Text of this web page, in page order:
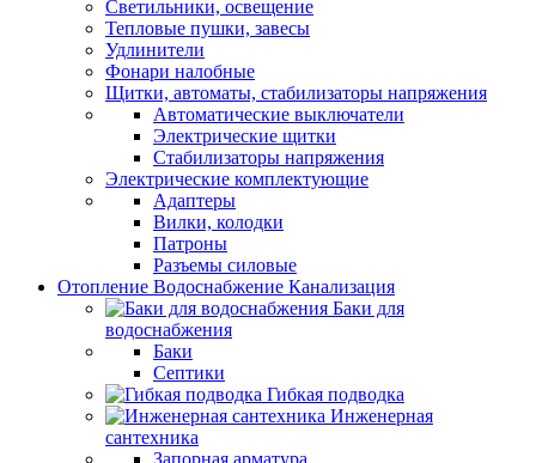
Светильники, освещение
Тепловые пушки, завесы
Удлинители
Фонари налобные
Щитки, автоматы, стабилизаторы напряжения
Автоматические выключатели
Электрические щитки
Стабилизаторы напряжения
Электрические комплектующие
Адаптеры
Вилки, колодки
Патроны
Разъемы силовые
Отопление Водоснабжение Канализация
Баки для
водоснабжения
Баки
Септики
Гибкая подводка
Инженерная
сантехника
Запорная арматура